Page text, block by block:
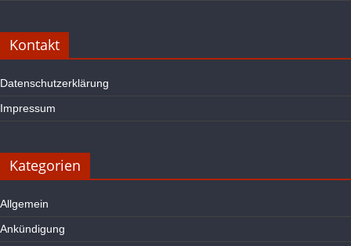
Kontakt
Datenschutzerklärung
Impressum
Kategorien
Allgemein
Ankündigung